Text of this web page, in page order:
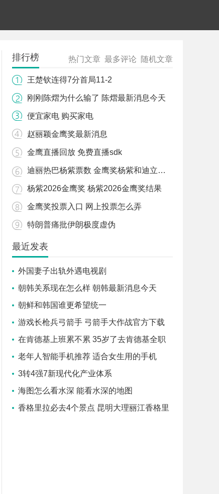
排行榜 热门文章 最多评论 随机文章
王楚钦连得7分首局11-2
刚刚陈熠为什么输了 陈熠最新消息今天
便宜家电 购买家电
赵丽颖金鹰奖最新消息
金鹰直播回放 免费直播sdk
迪丽热巴杨紫票数 金鹰奖杨紫和迪立巴票数
杨紫2026金鹰奖 杨紫2026金鹰奖结果
金鹰奖投票入口 网上投票怎么弄
特朗普痛批伊朗极度虚伪
最近发表
外国妻子出轨外遇电视剧
朝韩关系现在怎么样 朝韩最新消息今天
朝鲜和韩国谁更希望统一
游戏长枪兵弓箭手 弓箭手大作战官方下载
在肯德基上班累不累 35岁了去肯德基全职
上班好吗
老年人智能手机推荐 适合女生用的手机
3转4强7新现代化产业体系
海图怎么看水深 能看水深的地图
香格里拉必去4个景点 昆明大理丽江香格里